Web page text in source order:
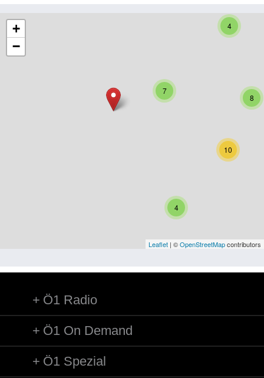
Kärnten
Vorarlberg
Besatzungsmächte
Frauen, Mütter, Kinder
10
7
4
4
8
+
−
Leaflet | ©OpenStreetMapcontributors
Ö1 Radio
Ö1 On Demand
Ö1 Spezial